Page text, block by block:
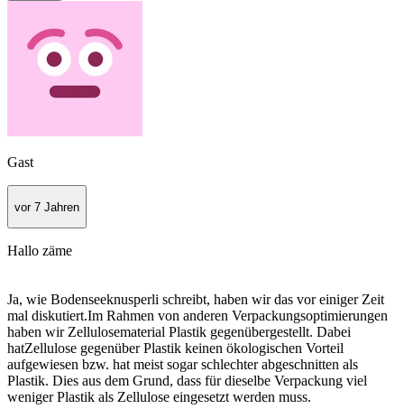
Gast
vor 7 Jahren
Hallo zäme
Ja, wie Bodenseeknusperli schreibt, haben wir das vor einiger Zeit
mal diskutiert.Im Rahmen von anderen Verpackungsoptimierungen
haben wir Zellulosematerial Plastik gegenübergestellt. Dabei
hatZellulose gegenüber Plastik keinen ökologischen Vorteil
aufgewiesen bzw. hat meist sogar schlechter abgeschnitten als
Plastik. Dies aus dem Grund, dass für dieselbe Verpackung viel
weniger Plastik als Zellulose eingesetzt werden muss.